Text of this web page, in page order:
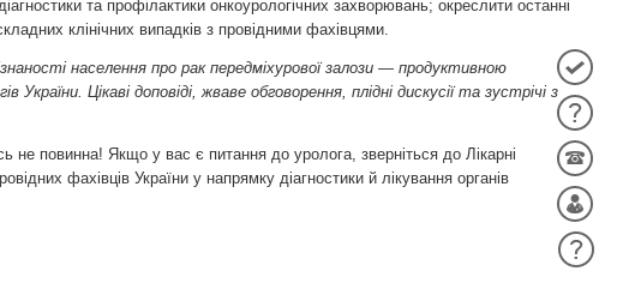
та профілактики онкоурологічних захворювань; окреслити останні
клінічних випадків з провідними фахівцями.
населення про рак передміхурової залози — продуктивною
Цікаві доповіді, жваве обговорення, плідні дискусії та зустрічі з
не повинна! Якщо у вас є питання до уролога, зверніться до Лікарні
фахівців України у напрямку діагностики й лікування органів